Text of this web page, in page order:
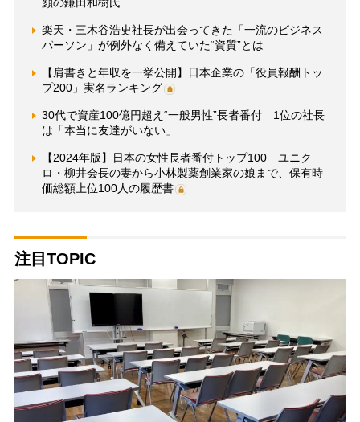
顔の鎌田和樹氏
楽天・三木谷浩史社長が出会ってきた「一流のビジネス
パーソン」が例外なく備えていた“資質”とは
【肩書きと年収を一挙公開】日本企業の「役員報酬トッ
プ200」実名ランキング
30代で資産100億円超え“一般男性”長者番付 1位の社長
は「本当に友達がいない」
【2024年版】日本の女性長者番付トップ100 ユニク
ロ・柳井会長の妻から小林製薬創業家の娘まで、保有時
価総額上位100人の履歴書
注目TOPIC